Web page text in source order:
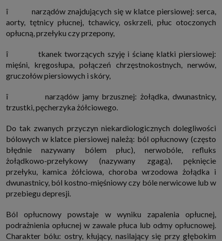
np. cookie lub local storage do zbierania i przetwarzania danych
osobowych w celu personalizowania treści i reklam oraz analizowania
ruchu na stronach, aplikacjach i w Internecie. W ten sposób technologię tę
wykorzystują również podmioty z Grupy SAGIER oraz nasi Zaufani
Twoim urządzeniu końcowym (tj. twój komputer, tablet, smartphone itp.),
które przeglądarka wysyła do serwera przy każdorazowym wejściu na
stronę z tego urządzenia, podczas gdy odwiedzasz strony w Internecie.
Szczegółową informację na temat plików cookie i ich funkcjonowania
o tym jak zmienić ustawienia przeglądarki, aby ograniczyć lub wyłączyć
funkcjonowanie plików cookies itp. oraz jak usunąć takie pliki z Twojego
urządzenia.
Przysługują Ci następujące uprawnienia wobec Twoich danych i ich
przetwarzania przez nas, inne podmioty z Grupy SAGIER i Zaufanych
1. Jeśli udzieliłeś zgody na przetwarzanie danych możesz ją w każdej
chwili wycofać (cofnięcie zgody oczywiście nie uchyli zgodności z prawem
przetwarzania już dokonanego na jej podstawie);
2. Masz również prawo żądania dostępu do Twoich danych osobowych, ich
sprostowania, usunięcia lub ograniczenia przetwarzania, prawo do
jest Prezes Urzędu Ochrony Danych Osobowych.Pod tym adresem
znajdziesz dodatkowe informacje dotyczące przetwarzania danych i
Twoich uprawnień.
î narządów znajdujących się w klatce piersiowej: serca,
aorty, tętnicy płucnej, tchawicy, oskrzeli, płuc otoczonych
opłucną, przełyku czy przepony,
î tkanek tworzących szyję i ścianę klatki piersiowej:
mięśni, kręgosłupa, połączeń chrzęstnokostnych, nerwów,
gruczołów piersiowych i skóry,
î narządów jamy brzusznej: żołądka, dwunastnicy,
trzustki, pęcherzyka żółciowego.
Do tak zwanych przyczyn niekardiologicznych dolegliwości
bólowych w klatce piersiowej należą: ból opłucnowy (często
błędnie nazywany bólem płuc), nerwobóle, refluks
żołądkowo-przełykowy (nazywany zgagą), pęknięcie
przełyku, kamica żółciowa, choroba wrzodowa żołądka i
dwunastnicy, ból kostno-mięśniowy czy bóle nerwicowe lub w
przebiegu depresji.
Ból opłucnowy powstaje w wyniku zapalenia opłucnej,
podrażnienia opłucnej w zawale płuca lub odmy opłucnowej.
Charakter bólu: ostry, kłujący, nasilający się przy głębokim